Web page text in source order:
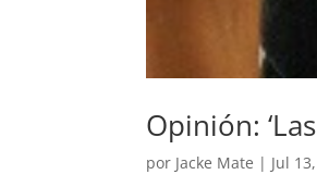
Opinión:
por Jacke Mate | Jul